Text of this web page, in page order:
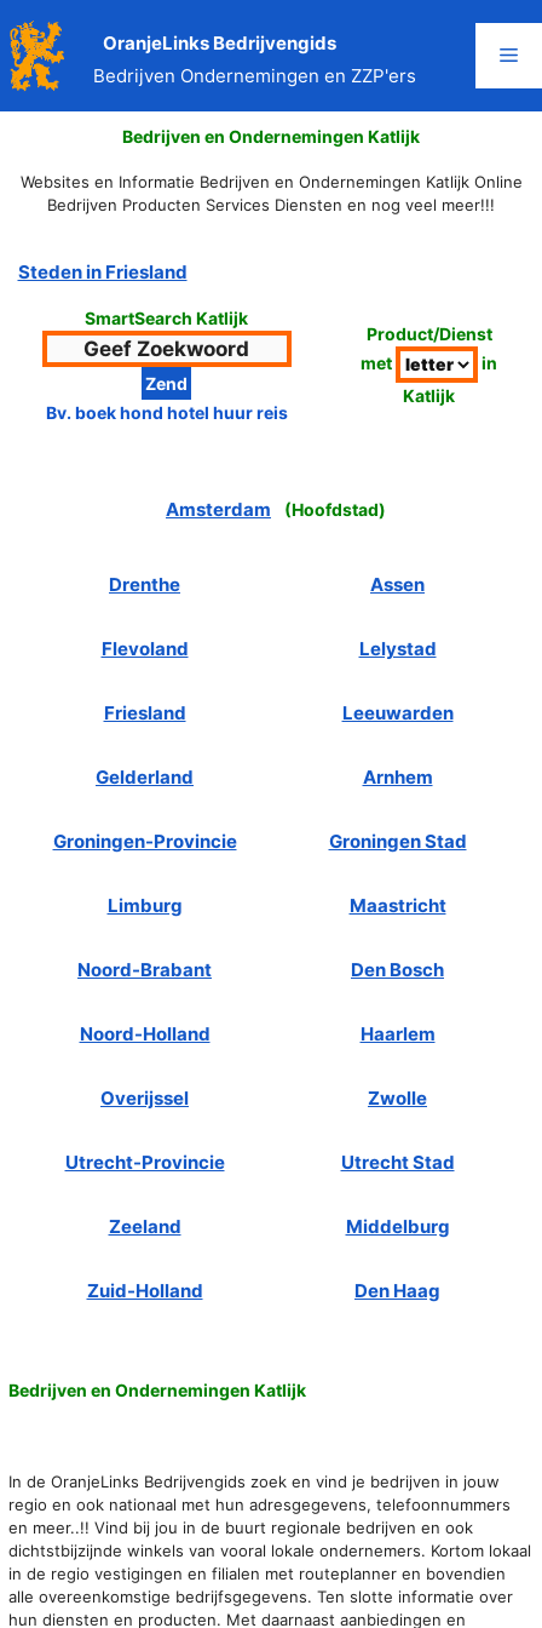
naar
de
inhoud
OranjeLinks Bedrijvengids
Bedrijven Ondernemingen en ZZP'ers
Bedrijven en Ondernemingen Katlijk
Websites en Informatie Bedrijven en Ondernemingen Katlijk Online
Bedrijven Producten Services Diensten en nog veel meer!!!
Steden in Friesland
SmartSearch Katlijk
Bv. boek hond hotel huur reis
Product/Dienst
met
in
Katlijk
Amsterdam (Hoofdstad)
Drenthe Assen
Flevoland Lelystad
Friesland Leeuwarden
Gelderland Arnhem
Groningen-Provincie Groningen Stad
Limburg Maastricht
Noord-Brabant Den Bosch
Noord-Holland Haarlem
Overijssel Zwolle
Utrecht-Provincie Utrecht Stad
Zeeland Middelburg
Zuid-Holland Den Haag
Bedrijven en Ondernemingen Katlijk
In de OranjeLinks Bedrijvengids zoek en vind je bedrijven in jouw
regio en ook nationaal met hun adresgegevens, telefoonnummers
en meer..!! Vind bij jou in de buurt regionale bedrijven en ook
dichtstbijzijnde winkels van vooral lokale ondernemers. Kortom lokaal
in de regio vestigingen en filialen met routeplanner en bovendien
alle overeenkomstige bedrijfsgegevens. Ten slotte informatie over
hun diensten en producten. Met daarnaast aanbiedingen en